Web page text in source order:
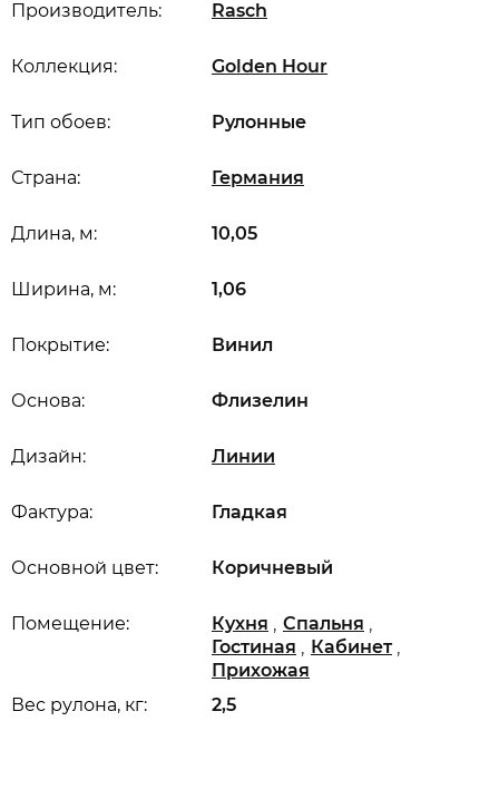
Производитель: Rasch
Коллекция: Golden Hour
Длина, м: 10,05
Ширина, м: 1,06
Вес рулона, кг: 2,5
Основной цвет: Коричневый
Дизайн: Линии
Основа: Флизелин
Покрытие: Винил
Помещение: Кухня , Спальня ,
Гостиная , Кабинет ,
Прихожая
Страна: Германия
Тип обоев: Рулонные
Фактура: Гладкая